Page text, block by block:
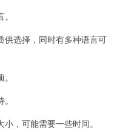
选择，同时有多种语言可
，可能需要一些时间。